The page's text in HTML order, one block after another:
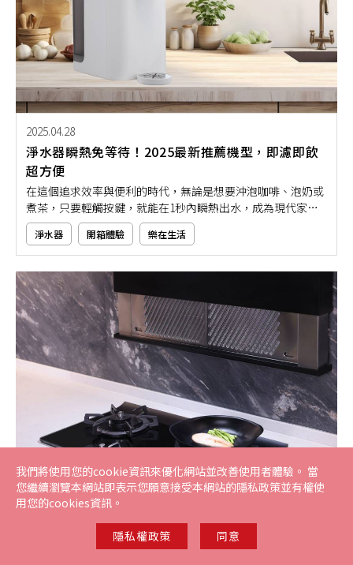
2025.04.28
淨水器瞬熱免等待！2025最新推薦機型，即濾即飲
超方便
在這個追求效率與便利的時代，無論是想要沖泡咖啡、泡奶或
煮茶，只要輕觸按鍵，就能在1秒內瞬熱出水，成為現代家庭
廚房不可或缺的智慧家電。且瞬熱式淨水器因其「即濾即熱」
的特色，不僅免除漫長等待，更可結合多重濾心淨化功能，讓
你喝下的每一口水都純淨又安心。但市面上淨水器機型眾多，
究竟該如何挑選？就讓專家用本文推薦給你吧！
淨水器 開箱體驗 樂在生活
2025.04.30
瓦斯爐煎魚技巧有哪些？5大不破皮＋金黃酥脆秘
訣，火候掌握是關鍵！
我們將使用您的cookie資訊來優化網站並改善使用者體驗。 當
您繼續瀏覽本網站即表示您願意接受本網站的隱私政策並有權使
用您的cookies資訊。
隱私權政策 同意